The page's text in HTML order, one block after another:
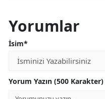
Yorumlar
İsim*
Yorum Yazın (500 Karakter)